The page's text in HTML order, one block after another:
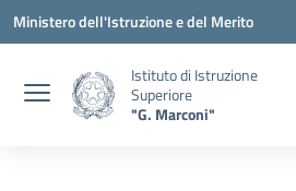
Vai ai contenuti
Vai al menu di navigazione
Vai al footer
Ministero dell'Istruzione e del Merito
Istituto di Istruzione
Superiore
"G. Marconi"